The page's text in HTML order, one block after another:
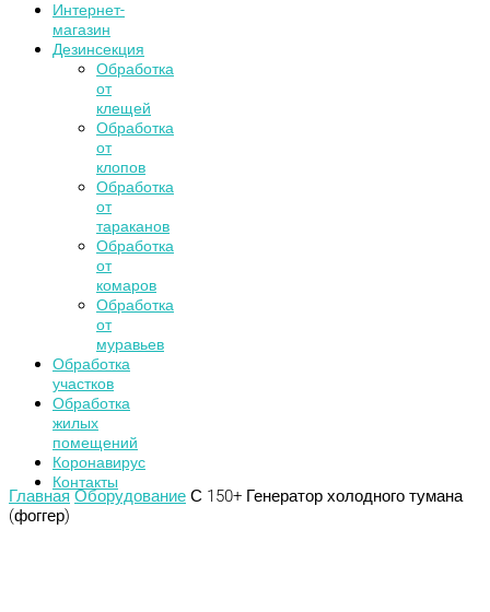
Интернет-
магазин
Дезинсекция
Обработка
от
клещей
Обработка
от
клопов
Обработка
от
тараканов
Обработка
от
комаров
Обработка
от
муравьев
Обработка
участков
Обработка
жилых
помещений
Коронавирус
Контакты
Главная Оборудование С 150+ Генератор холодного тумана
(фоггер)